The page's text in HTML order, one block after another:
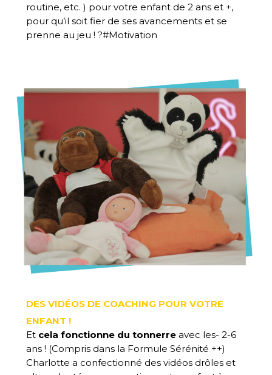
routine, etc. ) pour votre enfant de 2 ans et +,
pour qu’il soit fier de ses avancements et se
prenne au jeu ! ?#Motivation
DES VIDÉOS DE COACHING POUR VOTRE
ENFANT !
Et cela fonctionne du tonnerreavec les- 2-6
ans ! (Compris dans la Formule Sérénité ++)
Charlotte a confectionné des vidéos drôles et